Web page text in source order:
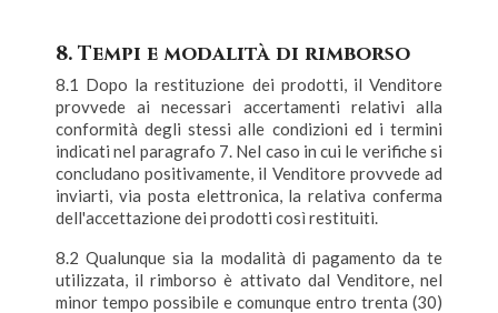
8. Tempi e modalità di rimborso
8.1 Dopo la restituzione dei prodotti, il Venditore
provvede ai necessari accertamenti relativi alla
conformità degli stessi alle condizioni ed i termini
indicati nel paragrafo 7. Nel caso in cui le verifiche si
concludano positivamente, il Venditore provvede ad
inviarti, via posta elettronica, la relativa conferma
dell'accettazione dei prodotti così restituiti.
8.2 Qualunque sia la modalità di pagamento da te
utilizzata, il rimborso è attivato dal Venditore, nel
minor tempo possibile e comunque entro trenta (30)